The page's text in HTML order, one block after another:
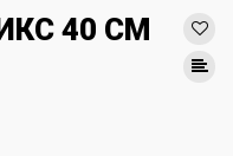
40 СМ